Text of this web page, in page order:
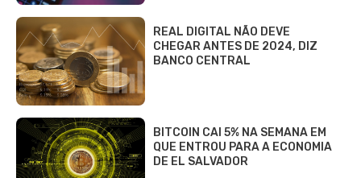
REAL DIGITAL NÃO DEVE
CHEGAR ANTES DE 2024, DIZ
BANCO CENTRAL
BITCOIN CAI 5% NA SEMANA EM
QUE ENTROU PARA A ECONOMIA
DE EL SALVADOR